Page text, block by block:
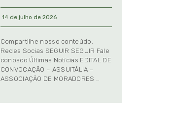
14 de julho de 2026
Compartilhe nosso conteúdo:
Redes Socias SEGUIR SEGUIR Fale
conosco Últimas Notícias EDITAL DE
CONVOCAÇÃO – ASSUITÁLIA –
ASSOCIAÇÃO DE MORADORES …